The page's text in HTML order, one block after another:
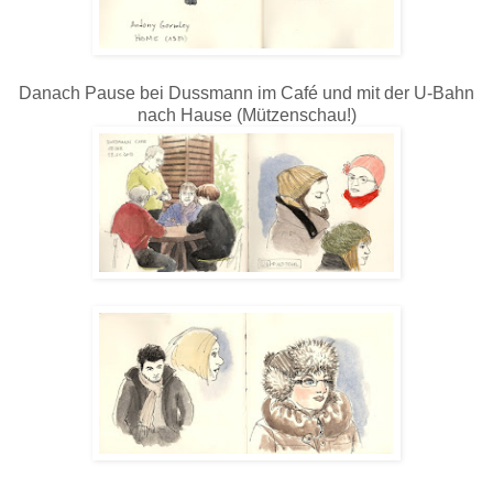
Danach Pause bei Dussmann im Café und mit der U-Bahn
nach Hause (Mützenschau!)